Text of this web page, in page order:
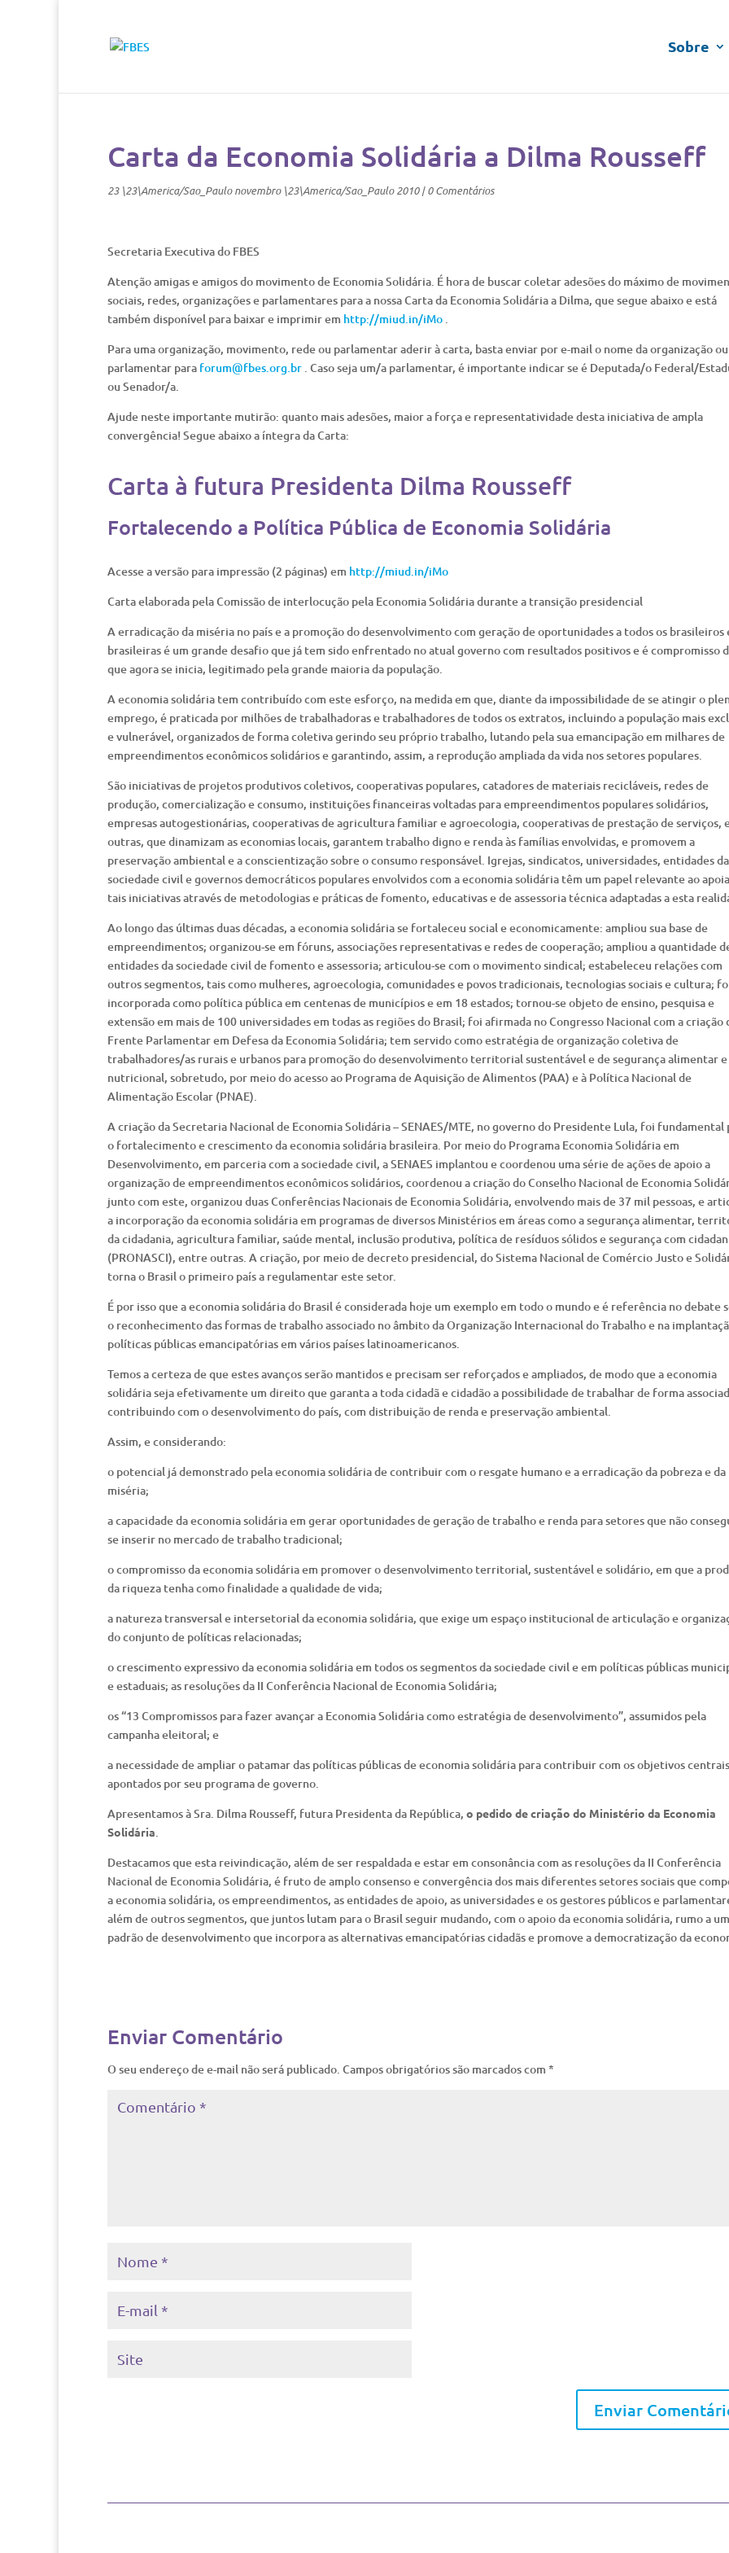
Sobre
Carta da Economia Solidária a Dilma Rousseff
23 \23\America/Sao_Paulo novembro \23\America/Sao_Paulo 2010|0 Comentários
Secretaria Executiva do FBES
Atenção amigas e amigos do movimento de Economia Solidária. É hora de buscar coletar adesões do máximo de
sociais, redes, organizações e parlamentares para a nossa Carta da Economia Solidária a Dilma, que segue abaixo e está
também disponível para baixar e imprimir em http://miud.in/iMo .
Para uma organização, movimento, rede ou parlamentar aderir à carta, basta enviar por e-mail o nome da organização ou
parlamentar para forum@fbes.org.br . Caso seja um/a parlamentar, é importante indicar se é Deputada/o Federal/
ou Senador/a.
Ajude neste importante mutirão: quanto mais adesões, maior a força e representatividade desta iniciativa de ampla
convergência! Segue abaixo a íntegra da Carta:
Carta à futura Presidenta Dilma Rousseff
Fortalecendo a Política Pública de Economia Solidária
Acesse a versão para impressão (2 páginas) em http://miud.in/iMo
Carta elaborada pela Comissão de interlocução pela Economia Solidária durante a transição presidencial
A erradicação da miséria no país e a promoção do desenvolvimento com geração de oportunidades a todos os brasileiros
brasileiras é um grande desafio que já tem sido enfrentado no atual governo com resultados positivos e é compromisso
que agora se inicia, legitimado pela grande maioria da população.
A economia solidária tem contribuído com este esforço, na medida em que, diante da impossibilidade de se atingir o
emprego, é praticada por milhões de trabalhadoras e trabalhadores de todos os extratos, incluindo a população mais
e vulnerável, organizados de forma coletiva gerindo seu próprio trabalho, lutando pela sua emancipação em milhares de
empreendimentos econômicos solidários e garantindo, assim, a reprodução ampliada da vida nos setores populares.
São iniciativas de projetos produtivos coletivos, cooperativas populares, catadores de materiais recicláveis, redes de
produção, comercialização e consumo, instituições financeiras voltadas para empreendimentos populares solidários,
empresas autogestionárias, cooperativas de agricultura familiar e agroecologia, cooperativas de prestação de serviços,
outras, que dinamizam as economias locais, garantem trabalho digno e renda às famílias envolvidas, e promovem a
preservação ambiental e a conscientização sobre o consumo responsável. Igrejas, sindicatos, universidades, entidades da
sociedade civil e governos democráticos populares envolvidos com a economia solidária têm um papel relevante ao
tais iniciativas através de metodologias e práticas de fomento, educativas e de assessoria técnica adaptadas a esta
Ao longo das últimas duas décadas, a economia solidária se fortaleceu social e economicamente: ampliou sua base de
empreendimentos; organizou-se em fóruns, associações representativas e redes de cooperação; ampliou a quantidade
entidades da sociedade civil de fomento e assessoria; articulou-se com o movimento sindical; estabeleceu relações com
outros segmentos, tais como mulheres, agroecologia, comunidades e povos tradicionais, tecnologias sociais e cultura;
incorporada como política pública em centenas de municípios e em 18 estados; tornou-se objeto de ensino, pesquisa e
extensão em mais de 100 universidades em todas as regiões do Brasil; foi afirmada no Congresso Nacional com a criação
Frente Parlamentar em Defesa da Economia Solidária; tem servido como estratégia de organização coletiva de
trabalhadores/as rurais e urbanos para promoção do desenvolvimento territorial sustentável e de segurança alimentar e
nutricional, sobretudo, por meio do acesso ao Programa de Aquisição de Alimentos (PAA) e à Política Nacional de
Alimentação Escolar (PNAE).
A criação da Secretaria Nacional de Economia Solidária – SENAES/MTE, no governo do Presidente Lula, foi fundamental
o fortalecimento e crescimento da economia solidária brasileira. Por meio do Programa Economia Solidária em
Desenvolvimento, em parceria com a sociedade civil, a SENAES implantou e coordenou uma série de ações de apoio a
organização de empreendimentos econômicos solidários, coordenou a criação do Conselho Nacional de Economia
junto com este, organizou duas Conferências Nacionais de Economia Solidária, envolvendo mais de 37 mil pessoas, e
a incorporação da economia solidária em programas de diversos Ministérios em áreas como a segurança alimentar,
da cidadania, agricultura familiar, saúde mental, inclusão produtiva, política de resíduos sólidos e segurança com
(PRONASCI), entre outras. A criação, por meio de decreto presidencial, do Sistema Nacional de Comércio Justo e
torna o Brasil o primeiro país a regulamentar este setor.
É por isso que a economia solidária do Brasil é considerada hoje um exemplo em todo o mundo e é referência no debate
o reconhecimento das formas de trabalho associado no âmbito da Organização Internacional do Trabalho e na
políticas públicas emancipatórias em vários países latinoamericanos.
Temos a certeza de que estes avanços serão mantidos e precisam ser reforçados e ampliados, de modo que a economia
solidária seja efetivamente um direito que garanta a toda cidadã e cidadão a possibilidade de trabalhar de forma
contribuindo com o desenvolvimento do país, com distribuição de renda e preservação ambiental.
Assim, e considerando:
o potencial já demonstrado pela economia solidária de contribuir com o resgate humano e a erradicação da pobreza e da
miséria;
a capacidade da economia solidária em gerar oportunidades de geração de trabalho e renda para setores que não
se inserir no mercado de trabalho tradicional;
o compromisso da economia solidária em promover o desenvolvimento territorial, sustentável e solidário, em que a
da riqueza tenha como finalidade a qualidade de vida;
a natureza transversal e intersetorial da economia solidária, que exige um espaço institucional de articulação e
do conjunto de políticas relacionadas;
o crescimento expressivo da economia solidária em todos os segmentos da sociedade civil e em políticas públicas
e estaduais; as resoluções da II Conferência Nacional de Economia Solidária;
os “13 Compromissos para fazer avançar a Economia Solidária como estratégia de desenvolvimento”, assumidos pela
campanha eleitoral; e
a necessidade de ampliar o patamar das políticas públicas de economia solidária para contribuir com os objetivos centrais
apontados por seu programa de governo.
Apresentamos à Sra. Dilma Rousseff, futura Presidenta da República, o pedido de criação do Ministério da Economia
Solidária.
Destacamos que esta reivindicação, além de ser respaldada e estar em consonância com as resoluções da II Conferência
Nacional de Economia Solidária, é fruto de amplo consenso e convergência dos mais diferentes setores sociais que
a economia solidária, os empreendimentos, as entidades de apoio, as universidades e os gestores públicos e
além de outros segmentos, que juntos lutam para o Brasil seguir mudando, com o apoio da economia solidária, rumo a um
padrão de desenvolvimento que incorpora as alternativas emancipatórias cidadãs e promove a democratização da
Enviar Comentário
O seu endereço de e-mail não será publicado. Campos obrigatórios são marcados com *